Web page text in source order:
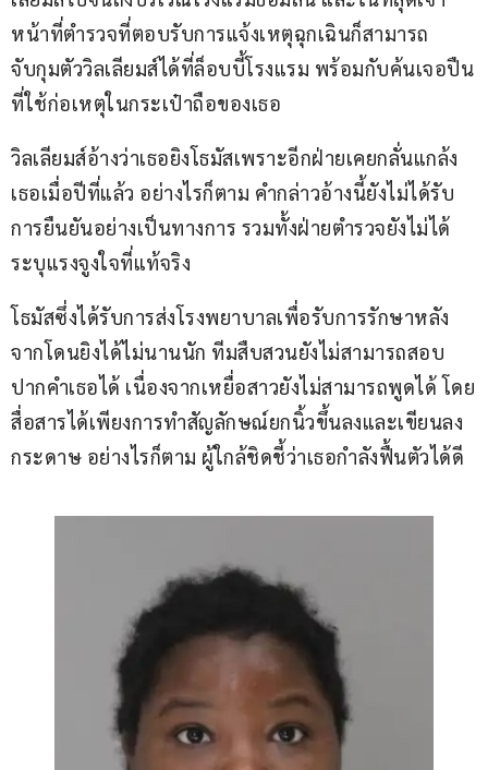
หน้าที่ตำรวจที่ตอบรับการแจ้งเหตุฉุกเฉินก็สามารถ
จับกุมตัววิลเลียมส์ได้ที่ล็อบบี้โรงแรม พร้อมกับค้นเจอปืน
ที่ใช้ก่อเหตุในกระเป๋าถือของเธอ
วิลเลียมส์อ้างว่าเธอยิงโธมัสเพราะอีกฝ่ายเคยกลั่นแกล้ง
เธอเมื่อปีที่แล้ว อย่างไรก็ตาม คำกล่าวอ้างนี้ยังไม่ได้รับ
การยืนยันอย่างเป็นทางการ รวมทั้งฝ่ายตำรวจยังไม่ได้
ระบุแรงจูงใจที่แท้จริง
โธมัสซึ่งได้รับการส่งโรงพยาบาลเพื่อรับการรักษาหลัง
จากโดนยิงได้ไม่นานนัก ทีมสืบสวนยังไม่สามารถสอบ
ปากคำเธอได้ เนื่องจากเหยื่อสาวยังไม่สามารถพูดได้ โดย
สื่อสารได้เพียงการทำสัญลักษณ์ยกนิ้วขึ้นลงและเขียนลง
กระดาษ อย่างไรก็ตาม ผู้ใกล้ชิดชี้ว่าเธอกำลังฟื้นตัวได้ดี